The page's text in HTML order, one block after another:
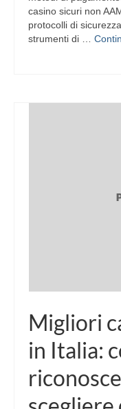
casino sicuri non
protocolli di
strumenti di …
Migliori
in Italia: